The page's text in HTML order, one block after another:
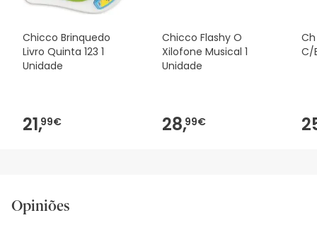
Chicco Brinquedo
Livro Quinta 123 1
Unidade
21,99€
Chicco Flashy O
Xilofone Musical 1
Unidade
28,99€
C/
Opiniões